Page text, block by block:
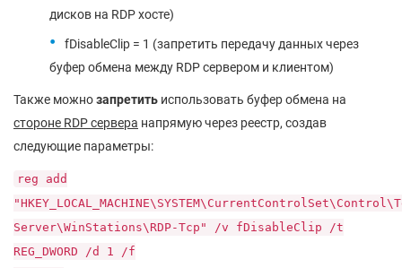
дисков на RDP хосте)
fDisableClip = 1 (запретить передачу данных через
буфер обмена между RDP сервером и клиентом)
Также можнозапретить использовать буфер обмена на
стороне RDP сервера напрямую через реестр, создав
следующие параметры:
reg add
Server\WinStations\RDP-Tcp" /v fDisableClip /t
REG_DWORD /d 1 /f